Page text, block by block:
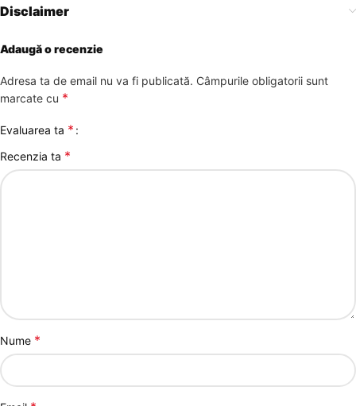
Disclaimer
Adaugă o recenzie
Adresa ta de email nu va fi publicată. Câmpurile obligatorii sunt
marcate cu *
Evaluarea ta *
Recenzia ta *
Nume *